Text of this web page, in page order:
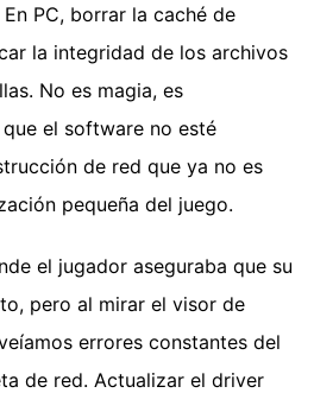
PC, borrar la caché de
la integridad de los archivos
No es magia, es
el software no esté
de red que ya no es
pequeña del juego.
el jugador aseguraba que su
pero al mirar el visor de
errores constantes del
de red. Actualizar el driver